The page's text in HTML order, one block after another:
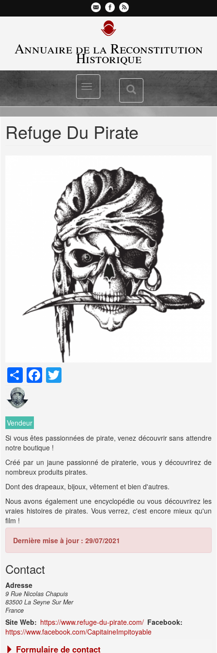
au
Annuaire de la Reconstitution
Historique
Toggle
navigation
Toggle
navigation
Refuge Du Pirate
ShareFacebook
Vendeur
Si vous êtes passionnées de pirate, venez découvrir sans attendre
notre boutique !
Créé par un jaune passionné de piraterie, vous y découvrirez de
nombreux produits pirates.
Dont des drapeaux, bijoux, vêtement et bien d'autres.
Nous avons également une encyclopédie ou vous découvrirez les
vraies histoires de pirates. Vous verrez, c'est encore mieux qu'un
film !
Dernière mise à jour : 29/07/2021
Contact
Adresse
9 Rue Nicolas Chapuis
83500 La Seyne Sur Mer
France
Site Web https://www.refuge-du-pirate.com/ Facebook
https://www.facebook.com/CapitaineImpitoyable
Formulaire de contact